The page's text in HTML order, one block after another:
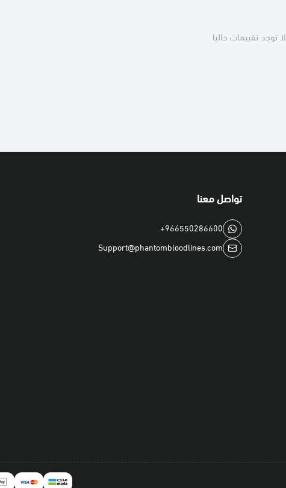
لا توجد تقييمات حاليا
تواصل معنا
+966550286600
Support@phantombloodlines.com